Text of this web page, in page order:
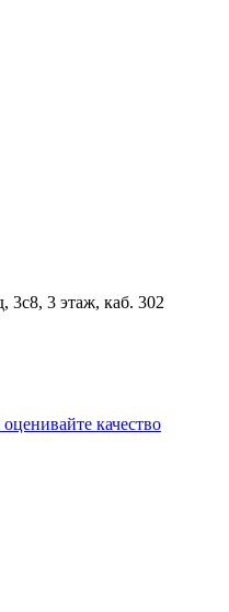
3с8, 3 этаж, каб. 302